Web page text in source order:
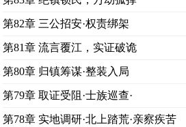
第82章 三公招安·权责绑架
第81章 流言覆江，实证破诡
第80章 归镇筹谋·整装入局
第79章 取证受阻·士族巡查·
第78章 实地调研·北上踏荒·亲察疾苦